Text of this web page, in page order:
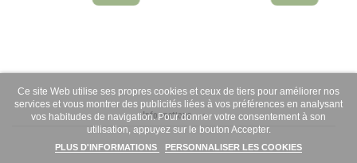
Informations
Ce site Web utilise ses propres cookies et ceux de tiers pour améliorer nos
services et vous montrer des publicités liées à vos préférences en analysant
vos habitudes de navigation. Pour donner votre consentement à son
utilisation, appuyez sur le bouton Accepter.
PLUS D'INFORMATIONS PERSONNALISER LES COOKIES